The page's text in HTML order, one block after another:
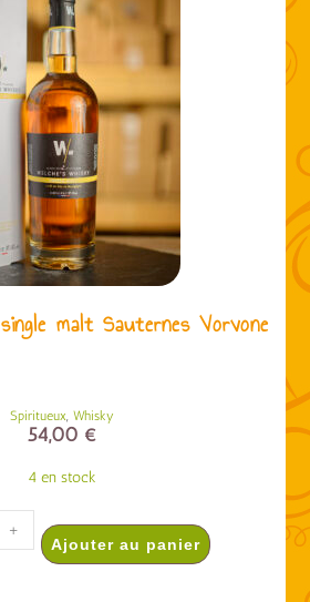
malt Sauternes Vorvone
Spiritueux, Whisky
54,00 €
4 en stock
+
Ajouter au panier